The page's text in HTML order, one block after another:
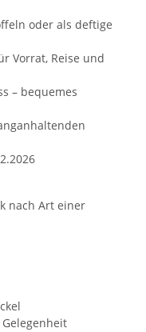
oder als deftige
Vorrat, Reise und
– bequemes
nach Art einer